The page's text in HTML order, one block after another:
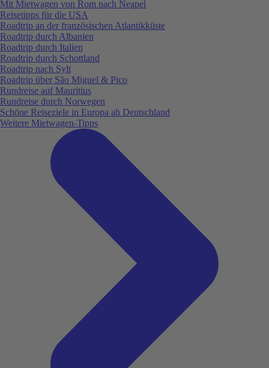
Mit Mietwagen von Rom nach Neapel
Reisetipps für die USA
Roadtrip an der französischen Atlantikküste
Roadtrip durch Albanien
Roadtrip durch Italien
Roadtrip durch Schottland
Roadtrip nach Sylt
Roadtrip über São Miguel & Pico
Rundreise auf Mauritius
Rundreise durch Norwegen
Schöne Reiseziele in Europa ab Deutschland
Weitere Mietwagen-Tipps